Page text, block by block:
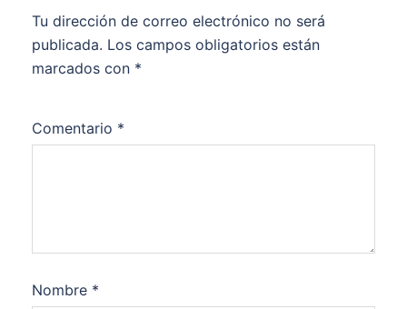
Tu dirección de correo electrónico no será
publicada. Los campos obligatorios están
marcados con *
Comentario *
Nombre *